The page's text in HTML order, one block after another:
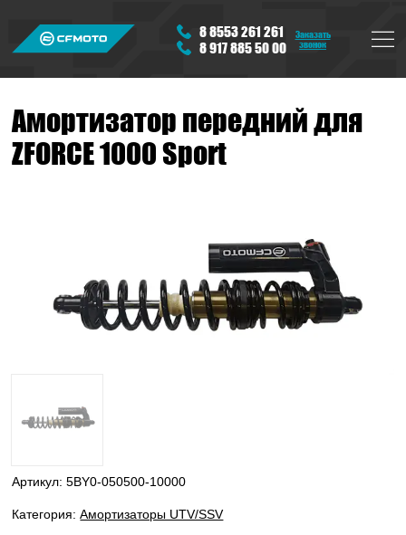
8 8553 261 261
8 917 885 50 00
Заказать
звонок
Амортизатор передний для
ZFORCE 1000 Sport
Артикул:5BY0-050500-10000
Категория:Амортизаторы UTV/SSV